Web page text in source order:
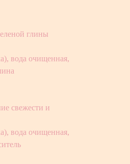
глины
вода очищенная,
свежести и
вода очищенная,